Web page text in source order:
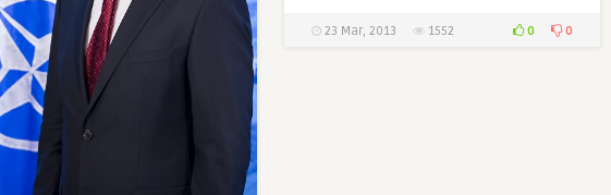
23 Mar, 2013 1552 0 0